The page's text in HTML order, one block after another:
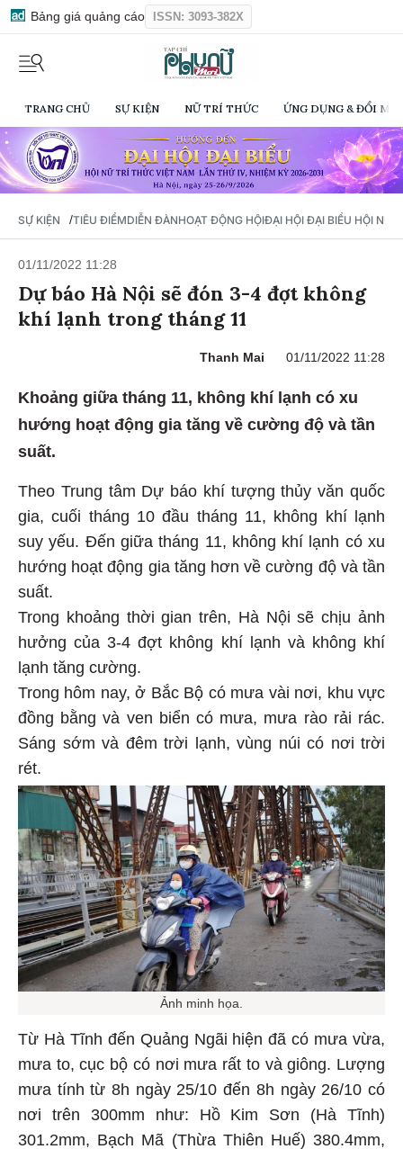
Bảng giá quảng cáo ISSN: 3093-382X
TRANG CHỦ SỰ KIỆN NỮ TRÍ THỨC ỨNG DỤNG & ĐỔI
SỰ KIỆN /TIÊU ĐIỂMDIỄN ĐÀNHOẠT ĐỘNG HỘIĐẠI HỘI ĐẠI BIỂU HỘI NỮ
01/11/2022 11:28
Dự báo Hà Nội sẽ đón 3-4 đợt không
khí lạnh trong tháng 11
Thanh Mai 01/11/2022 11:28
Khoảng giữa tháng 11, không khí lạnh có xu
hướng hoạt động gia tăng về cường độ và tần
suất.
Theo Trung tâm Dự báo khí tượng thủy văn quốc
gia, cuối tháng 10 đầu tháng 11, không khí lạnh
suy yếu. Đến giữa tháng 11, không khí lạnh có xu
hướng hoạt động gia tăng hơn về cường độ và tần
suất.
Trong khoảng thời gian trên, Hà Nội sẽ chịu ảnh
hưởng của 3-4 đợt không khí lạnh và không khí
lạnh tăng cường.
Trong hôm nay, ở Bắc Bộ có mưa vài nơi, khu vực
đồng bằng và ven biển có mưa, mưa rào rải rác.
Sáng sớm và đêm trời lạnh, vùng núi có nơi trời
rét.
Ảnh minh họa.
Từ Hà Tĩnh đến Quảng Ngãi hiện đã có mưa vừa,
mưa to, cục bộ có nơi mưa rất to và giông. Lượng
mưa tính từ 8h ngày 25/10 đến 8h ngày 26/10 có
nơi trên 300mm như: Hồ Kim Sơn (Hà Tĩnh)
301.2mm, Bạch Mã (Thừa Thiên Huế) 380.4mm,